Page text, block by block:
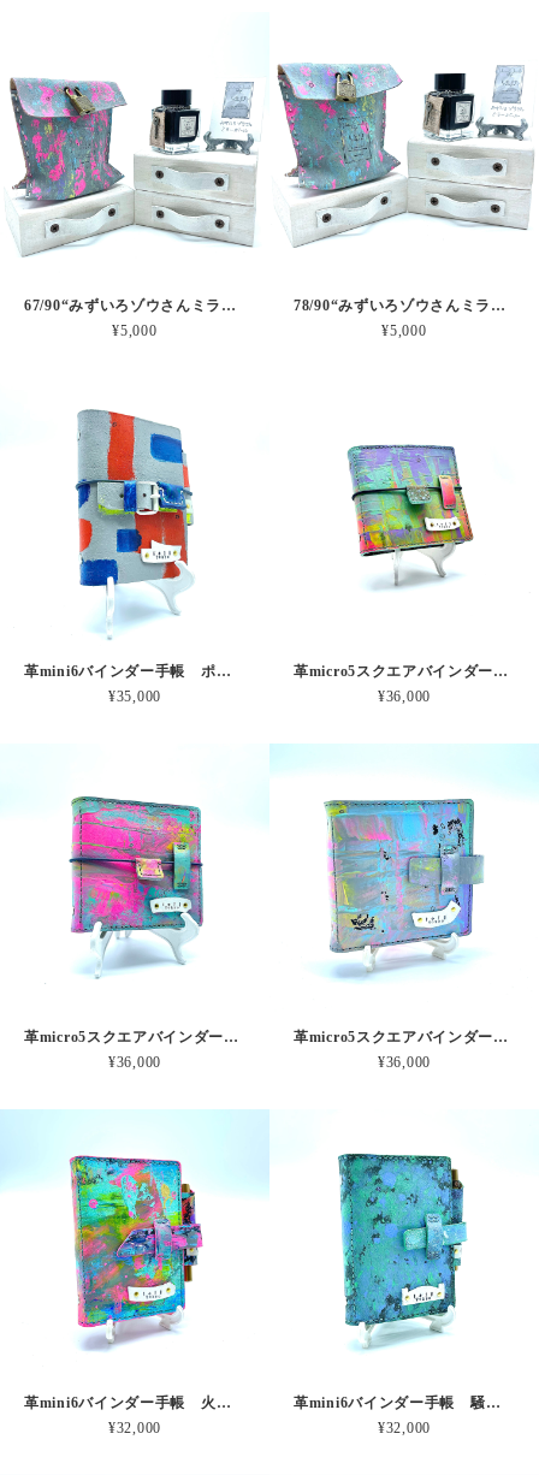
67/90“みずいろゾウさんミラーボール”パステルグレーインク30ml
¥5,000
78/90“みずいろゾウさんミラーボール”パステルグレーインク30ml
¥5,000
革mini6バインダー手帳 ポットくんからのメッセージ 本革
¥35,000
革micro5スクエアバインダー手帳 レインボー波形のうみ 本革
¥36,000
革micro5スクエアバインダー手帳 ピンクオーロラの爆発 本革
¥36,000
革micro5スクエアバインダー手帳 みずいろゾウさんピンク 本革
¥36,000
革mini6バインダー手帳 火の子舞う風景 本革
¥32,000
革mini6バインダー手帳 騒がしのしずか 本革
¥32,000